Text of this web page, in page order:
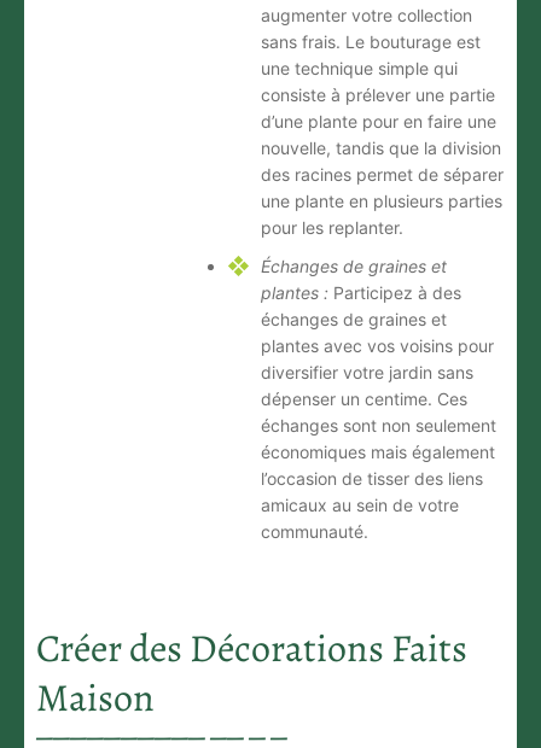
augmenter votre collection
sans frais. Le bouturage est
une technique simple qui
consiste à prélever une partie
d’une plante pour en faire une
nouvelle, tandis que la division
des racines permet de séparer
une plante en plusieurs parties
pour les replanter.
Échanges de graines et
plantes : Participez à des
échanges de graines et
plantes avec vos voisins pour
diversifier votre jardin sans
dépenser un centime. Ces
échanges sont non seulement
économiques mais également
l’occasion de tisser des liens
amicaux au sein de votre
communauté.
Créer des Décorations Faits
Maison